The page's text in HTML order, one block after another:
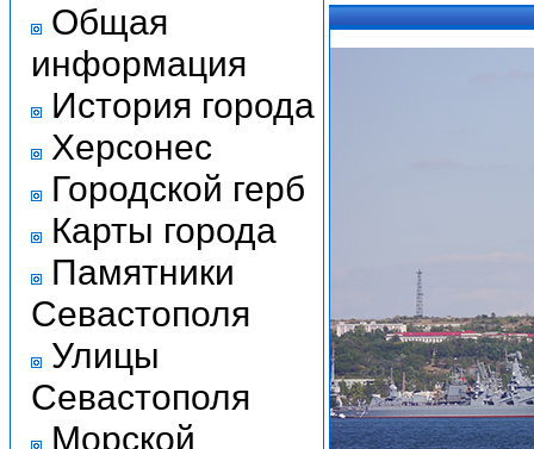
Общая
информация
История города
Херсонес
Городской герб
Карты города
Памятники
Севастополя
Улицы
Севастополя
Морской